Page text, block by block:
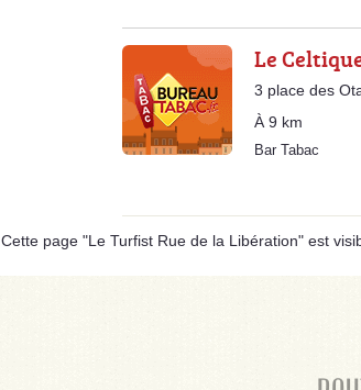
Le
3 place des
À 9 km
Bar Tabac
Cette page "Le Turfist Rue de la Libération" est